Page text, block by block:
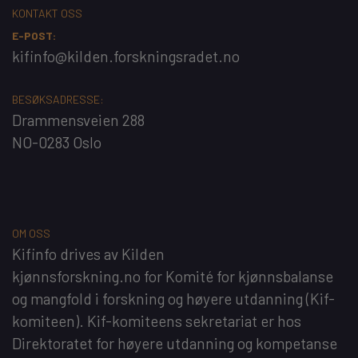
KONTAKT OSS
E-POST:
kifinfo@kilden.forskningsradet.no
BESØKSADRESSE:
Drammensveien 288
NO-0283 Oslo
OM OSS
Kifinfo drives av Kilden
kjønnsforskning.no for Komité for kjønnsbalanse
og mangfold i forskning og høyere utdanning(Kif-
komiteen). Kif-komiteens sekretariat er hos
Direktoratet for høyere utdanning og kompetanse